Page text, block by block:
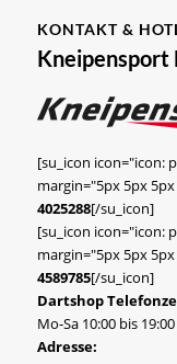
KONTAKT &
Kneipensport
[su_icon icon="icon:
margin="5px 5px
4025288[/su_icon]
[su_icon icon="icon:
margin="5px 5px
4589785[/su_icon]
Dartshop
Mo-Sa 10:00 bis
Adresse: